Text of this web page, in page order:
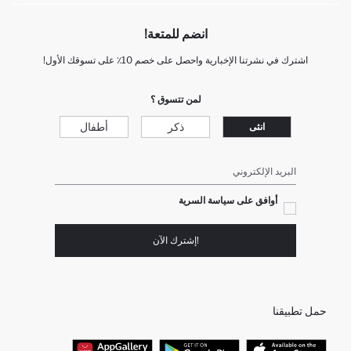
انضم للمتعة!
اشترك في نشرتنا الإخبارية واحصل على خصم 10٪ على تسوقك الأول!
لمن تتسوق ؟
انثى ذكر أطفال
البريد الإلكتروني
أوافق على سياسة السرية
!إشترك الآن
حمل تطبيقنا